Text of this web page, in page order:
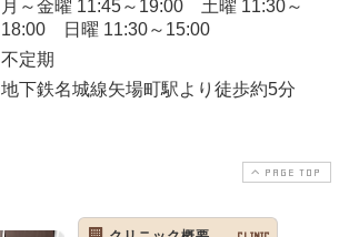
月～金曜 11:45～19:00 土曜 11:30～
18:00 日曜 11:30～15:00
不定期
地下鉄名城線矢場町駅より徒歩約5分
PAGE TOP